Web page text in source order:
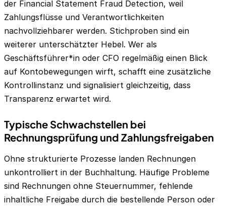
der Financial Statement Fraud Detection, weil
Zahlungsflüsse und Verantwortlichkeiten
nachvollziehbarer werden. Stichproben sind ein
weiterer unterschätzter Hebel. Wer als
Geschäftsführer*in oder CFO regelmäßig einen Blick
auf Kontobewegungen wirft, schafft eine zusätzliche
Kontrollinstanz und signalisiert gleichzeitig, dass
Transparenz erwartet wird.
Typische Schwachstellen bei
Rechnungsprüfung und Zahlungsfreigaben
Ohne strukturierte Prozesse landen Rechnungen
unkontrolliert in der Buchhaltung. Häufige Probleme
sind Rechnungen ohne Steuernummer, fehlende
inhaltliche Freigabe durch die bestellende Person oder